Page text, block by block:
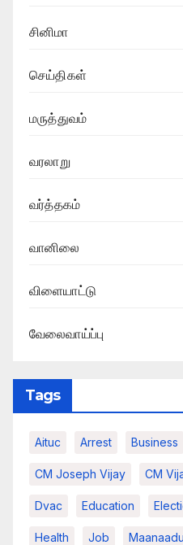
சினிமா
செய்திகள்
மருத்துவம்
வரலாறு
வர்த்தகம்
வானிலை
விளையாட்டு
வேலைவாய்ப்பு
Tags
Aituc Arrest Business
CM Joseph Vijay CM
Dvac Education
Health Job